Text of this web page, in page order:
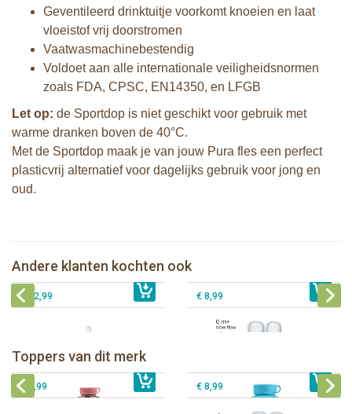
Geventileerd drinktuitje voorkomt knoeien en laat
vloeistof vrij doorstromen
Vaatwasmachinebestendig
Voldoet aan alle internationale veiligheidsnormen
zoals FDA, CPSC, EN14350, en LFGB
Let op: de Sportdop is niet geschikt voor gebruik met
warme dranken boven de 40°C.
Met de Sportdop maak je van jouw Pura fles een perfect
plasticvrij alternatief voor dagelijks gebruik voor jong en
oud.
Andere klanten kochten ook
€ 8,99
Pura thermos speenfles 260 ml +
aqua sleeve
€ 32,99 € 8,99
Toppers van dit merk
Pura thermos sportfles 475 ml +
unicorn sleeve
€ 40,99
Pura Sportfles 550 ml + Aqua sleeve
Pura silicone tuit 2 stuks
€ 9,99 € 8,99